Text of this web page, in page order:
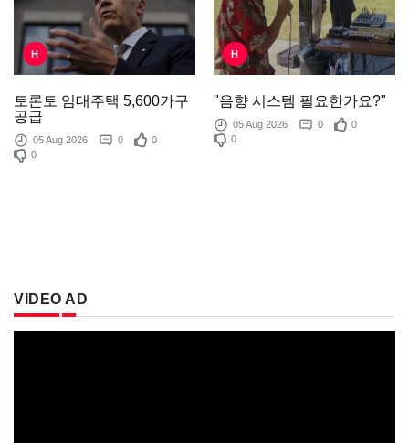
H
토론토 임대주택 5,600가구
공급
05 Aug 2026 0
0
0
H
"음향 시스템 필요한가요?"
05 Aug 2026 0
0
0
VIDEO AD